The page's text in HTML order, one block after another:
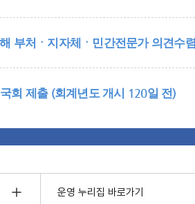
부처ㆍ지자체ㆍ민간전문가 의견수렴
회 제출 (회계년도 개시 120일 전)
운영 누리집 바로가기